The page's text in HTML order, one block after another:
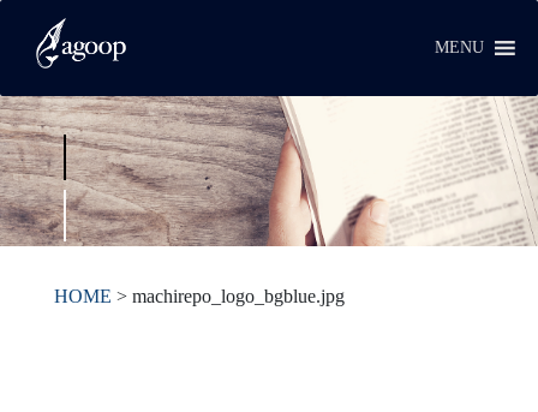
MENU
HOME > machirepo_logo_bgblue.jpg